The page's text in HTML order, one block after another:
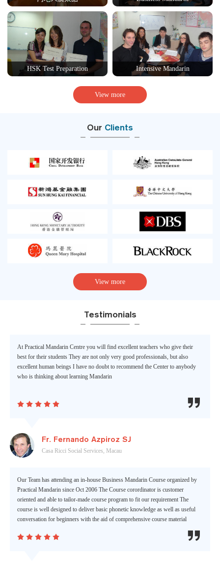
HSK Test Preparation Intensive Mandarin
View more
Our Clients
View more
Testimonials
At Practical Mandarin Centre you will find excellent teachers who give their
best for their students They are not only very good professionals, but also
excellent human beings I have no doubt to recommend the Center to anybody
who is thinking about learning Mandarin
     
Fr. Fernando Azpiroz SJ
Casa Ricci Social Services, Macau
Our Team has attending an in-house Business Mandarin Course organized by
Practical Mandarin since Oct 2006 The Course corordinator is customer
oriented and able to tailor-made course program to fit our requirement The
course is well designed to deliver basic phonetic knowledge as well as useful
conversation for beginners with the aid of comprehensive course material
     